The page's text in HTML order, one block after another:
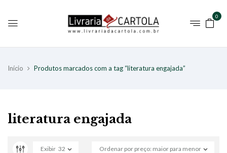
0
Início Produtos marcados com a tag “literatura engajada”
literatura engajada
Ordenar por preço: maior para menor
Exibir 32